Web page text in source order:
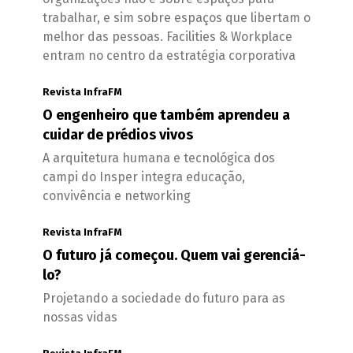
trabalhar, e sim sobre espaços que libertam o
melhor das pessoas. Facilities & Workplace
entram no centro da estratégia corporativa
Revista InfraFM
O engenheiro que também aprendeu a
cuidar de prédios vivos
A arquitetura humana e tecnológica dos
campi do Insper integra educação,
convivência e networking
Revista InfraFM
O futuro já começou. Quem vai gerenciá-
lo?
Projetando a sociedade do futuro para as
nossas vidas